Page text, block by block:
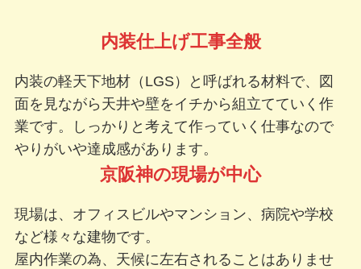
内装仕上げ工事全般
内装の軽天下地材（LGS）と呼ばれる材料で、図
面を見ながら天井や壁をイチから組立てていく作
業です。しっかりと考えて作っていく仕事なので
やりがいや達成感があります。
京阪神の現場が中心
現場は、オフィスビルやマンション、病院や学校
など様々な建物です。
屋内作業の為、天候に左右されることはありませ